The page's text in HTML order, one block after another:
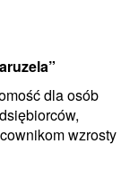
dla osób
wzrosty